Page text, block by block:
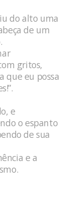
do alto uma
de um
gritos,
que eu possa
e
o espanto
de sua
e a